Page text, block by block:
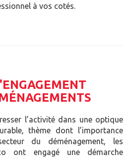
à vos cotés.
l’activité dans une optique
thème dont l’importance
du déménagement, les
ont engagé une démarche